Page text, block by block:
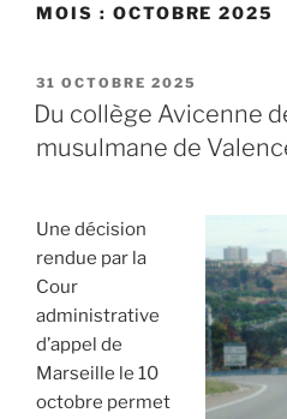
MOIS : OCTOBRE 2025
PUBLIÉ
LE
31 OCTOBRE 2025
Du collège Avicenne
musulmane de
Une décision
rendue par la
Cour
administrative
d’appel de
Marseille le 10
octobre permet